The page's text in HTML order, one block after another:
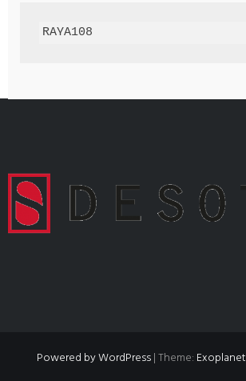
RAYA108
Powered by WordPress|Theme: Exoplanet